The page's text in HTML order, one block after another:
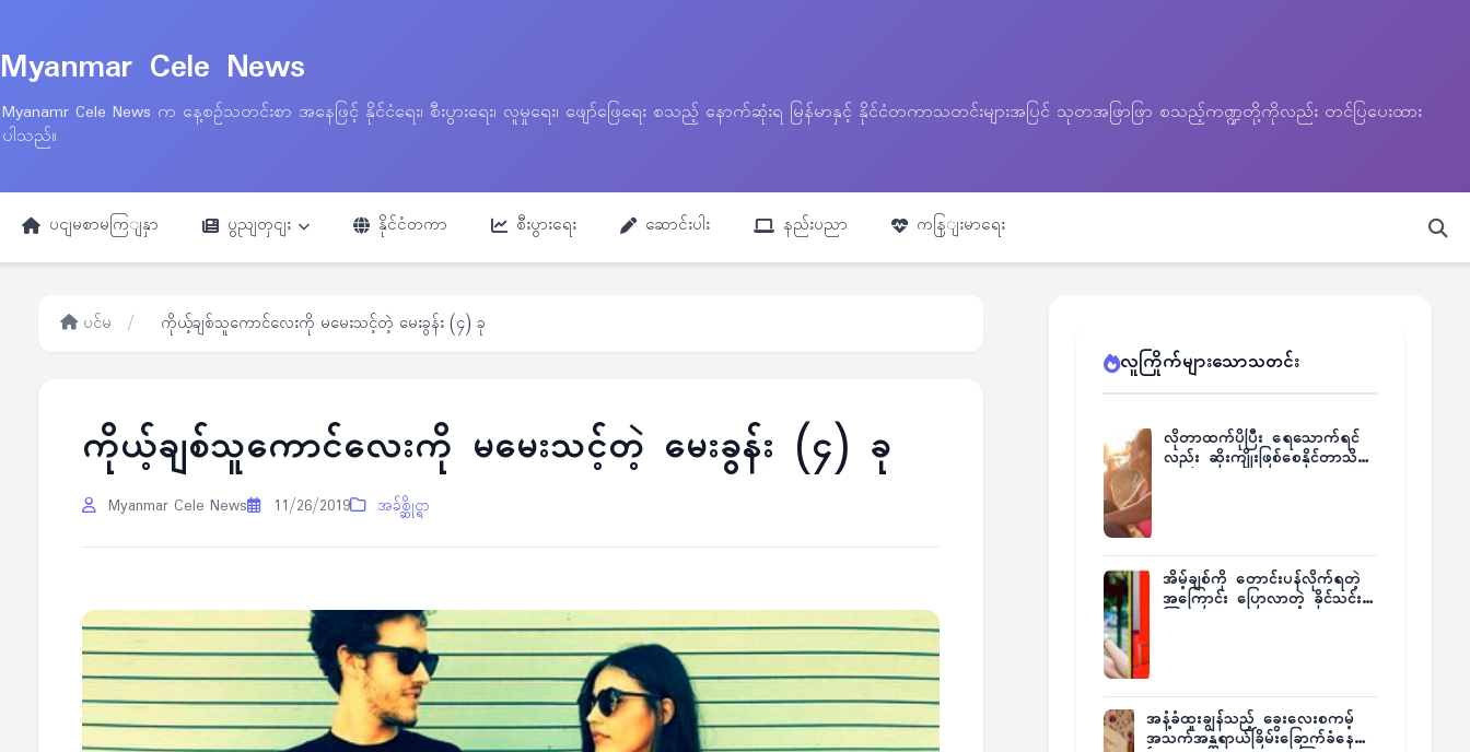
Myanmar Cele News
Myanamr Cele News က နေ့စဉ်သတင်းစာ အနေဖြင့် နိုင်ငံရေး၊ စီးပွားရေး၊ လူမှုရေး၊ ဖျော်ဖြေရေး စသည့် နောက်ဆုံးရ မြန်မာနှင့် နိုင်ငံတကာသတင်းများအပြင် သုတအဖြာဖြာ စသည့်ကဏ္ဍတို့ကိုလည်း တင်ပြပေးထား
ပါသည်။
ပငျမစာမကြျနှာ ပွညျတှငျး နိုင်ငံတကာ စီးပွားရေး ဆောင်းပါး နည်းပညာ ကနြျးမာရေး
ပင်မ / ကိုယ့်ချစ်သူကောင်လေးကို မမေးသင့်တဲ့ မေးခွန်း (၄) ခု
ကိုယ့်ချစ်သူကောင်လေးကို မမေးသင့်တဲ့ မေးခွန်း (၄) ခု
Myanmar Cele News 11/26/2019 အခ်စ္ဆိုင္ရာ
လူကြိုက်များသောသတင်း
လိုတာထက်ပိုပြီး ရေသောက်ရင်
လည်း ဆိုးကျိုးဖြစ်စေနိုင်တာသိရဲ့
အိမ့်ချစ်ကို တောင်းပန်လိုက်ရတဲ့
အကြောင်း ပြောလာတဲ့ ခိုင်သင်း
အနံ့ခံထူးချွန်သည့် ခွေးလေးစကမ့်
အသက်အန္တရာယ်ခြိမ်းခြောက်ခံနေရ